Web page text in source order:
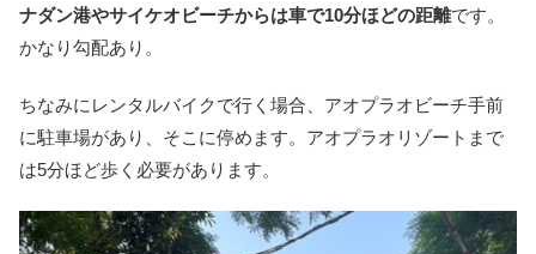
ナダン港やサイケオビーチからは車で10分ほどの距離です。
かなり勾配あり。
ちなみにレンタルバイクで行く場合、アオプラオビーチ手前
に駐車場があり、そこに停めます。アオプラオリゾートまで
は5分ほど歩く必要があります。